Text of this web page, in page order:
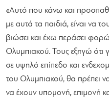
«Αυτό που κάνω και
με αυτά τα παιδιά, είναι να
βιώσει και έχω περάσει
Ολυμπιακού. Τους εξηγώ
σε υψηλό επίπεδο και
του Ολυμπιακού, θα πρέπει
να έχουν υπομονή, επιμονή